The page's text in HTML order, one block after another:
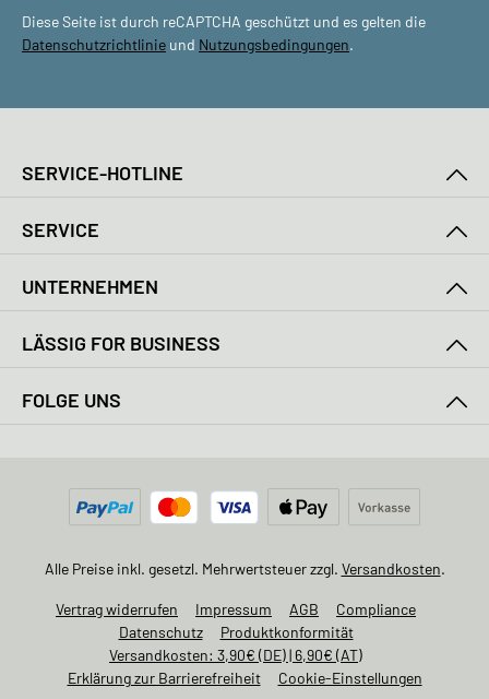
Diese Seite ist durch reCAPTCHA geschützt und es gelten die
Datenschutzrichtlinie und Nutzungsbedingungen.
SERVICE-HOTLINE
SERVICE
UNTERNEHMEN
LÄSSIG FOR BUSINESS
FOLGE UNS
Alle Preise inkl. gesetzl. Mehrwertsteuer zzgl. Versandkosten.
Vertrag widerrufen Impressum AGB
Compliance
Datenschutz
Produktkonformität
Versandkosten: 3,90€ (DE) | 6,90€ (AT)
Erklärung zur Barrierefreiheit
Cookie-Einstellungen